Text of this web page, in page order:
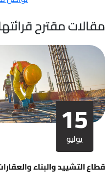
مقالات مقترح
15
يوليو
قطاع التشييد والبناء